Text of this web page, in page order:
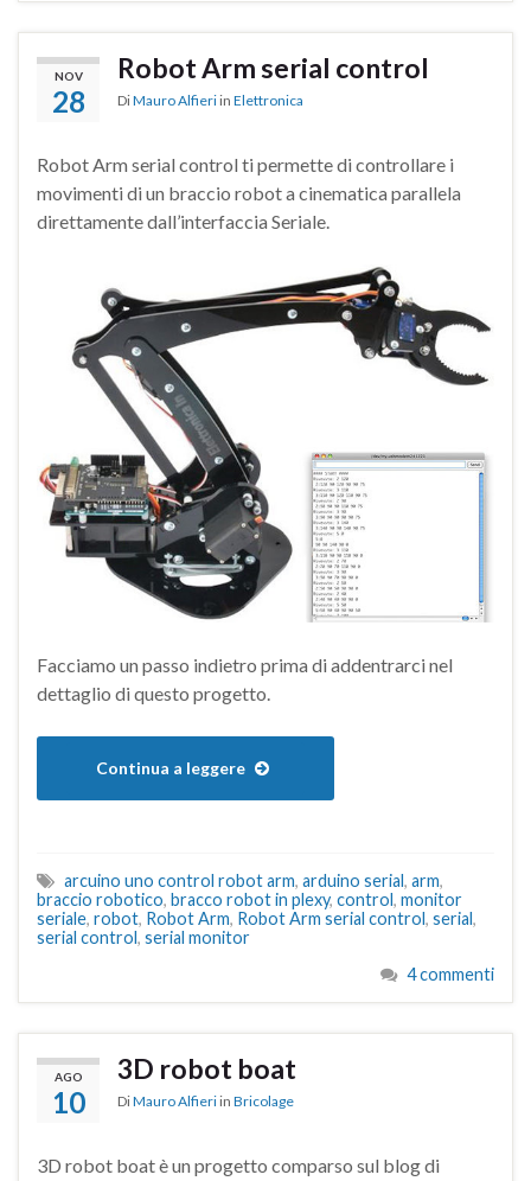
NOV
28
Robot Arm serial control
DiMauro Alfieri in Elettronica
Robot Arm serial control ti permette di controllare i
movimenti di un braccio robot a cinematica parallela
direttamente dall’interfaccia Seriale.
Facciamo un passo indietro prima di addentrarci nel
dettaglio di questo progetto.
Continua a leggere
arcuino uno control robot arm, arduino serial , arm,
braccio robotico, bracco robot in plexy, control , monitor
seriale, robot, Robot Arm, Robot Arm serial control , serial ,
serial control , serial monitor
4 commenti
AGO
10
3D robot boat
DiMauro Alfieri in Bricolage
3D robot boat è un progetto comparso sul blog di